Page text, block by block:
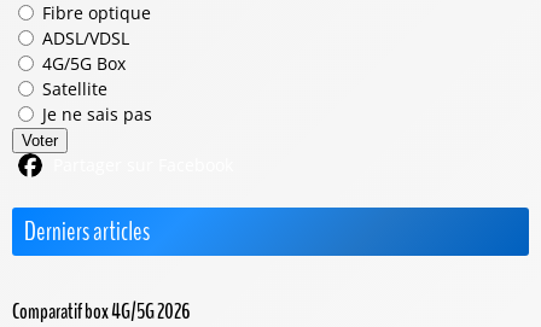
Fibre optique
ADSL/VDSL
4G/5G Box
Satellite
Je ne sais pas
Voter
Derniers articles
Comparatif box 4G/5G 2026